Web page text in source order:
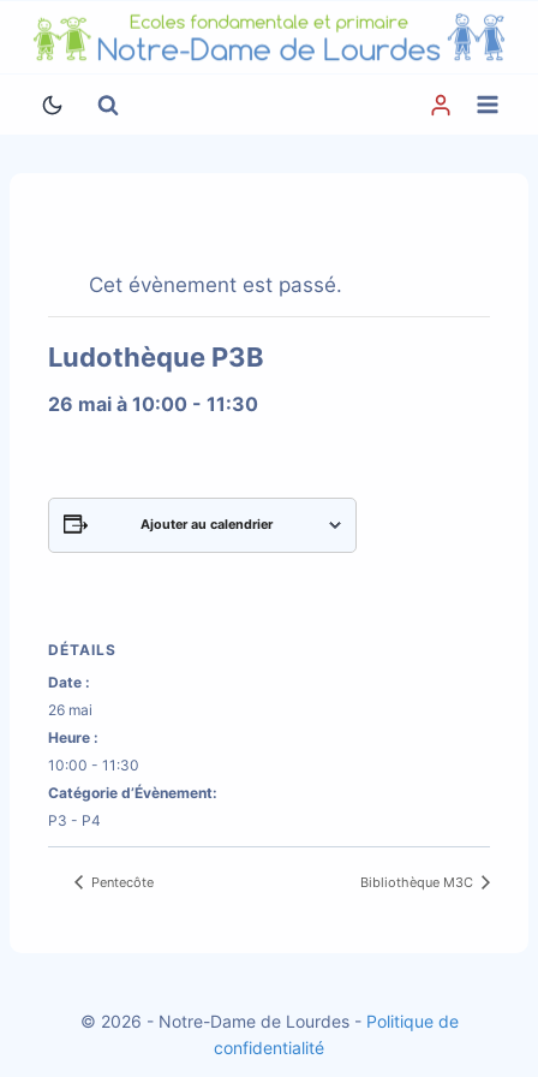
Aller
Cet évènement est passé.
Ludothèque P3B
26 mai à 10:00 - 11:30
Ajouter au calendrier
DÉTAILS
Date :
26 mai
Heure :
10:00 - 11:30
Catégorie d’Évènement:
P3 - P4
Pentecôte Bibliothèque M3C
© 2026 - Notre-Dame de Lourdes - Politique de
confidentialité